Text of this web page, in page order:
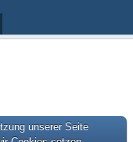
unserer Seite